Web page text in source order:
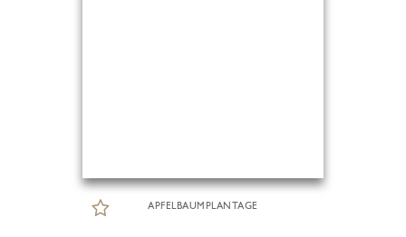
APFELBAUMPLANTAGE